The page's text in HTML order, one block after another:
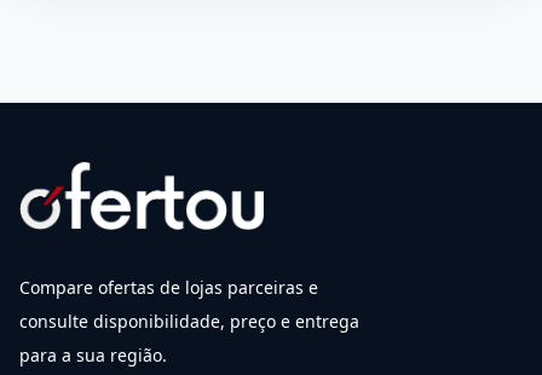
Compare ofertas de lojas parceiras e
consulte disponibilidade, preço e entrega
para a sua região.